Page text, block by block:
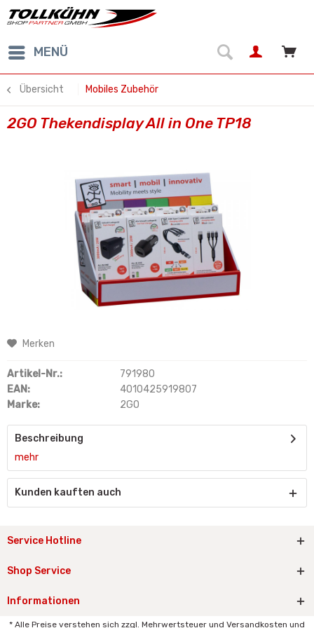
MENÜ
Übersicht Mobiles Zubehör
2GO Thekendisplay All in One TP18
Merken
Artikel-Nr.:
791980
EAN:
4010425919807
Marke:
2GO
Beschreibung
mehr
Kunden kauften auch
Service Hotline
Shop Service
Informationen
* Alle Preise verstehen sich zzgl. Mehrwertsteuer und Versandkosten und